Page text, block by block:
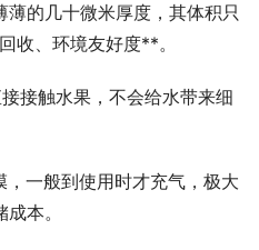
的几十微米厚度，其体积只
收、环境友好度**。
接触水果，不会给水带来细
，一般到使用时才充气，极大
本。